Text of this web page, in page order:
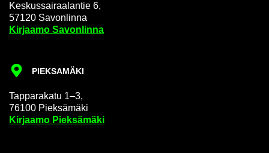
Kes­kus­sai­raa­lan­tie 6,
57120 Sa­von­lin­na
Kir­jaa­mo Sa­von­lin­na
PIEK­SA­MÄ­KI
Tap­pa­ra­ka­tu 1–3,
76100 Piek­sä­mä­ki
Kir­jaa­mo Piek­sä­mä­ki